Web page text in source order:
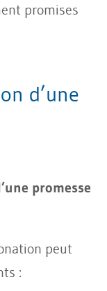
promises
d’une
promesse
peut
: